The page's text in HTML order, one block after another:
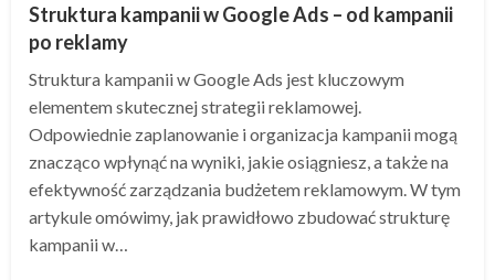
Struktura kampanii w Google Ads – od kampanii
po reklamy
Struktura kampanii w Google Ads jest kluczowym
elementem skutecznej strategii reklamowej.
Odpowiednie zaplanowanie i organizacja kampanii mogą
znacząco wpłynąć na wyniki, jakie osiągniesz, a także na
efektywność zarządzania budżetem reklamowym. W tym
artykule omówimy, jak prawidłowo zbudować strukturę
kampanii w…